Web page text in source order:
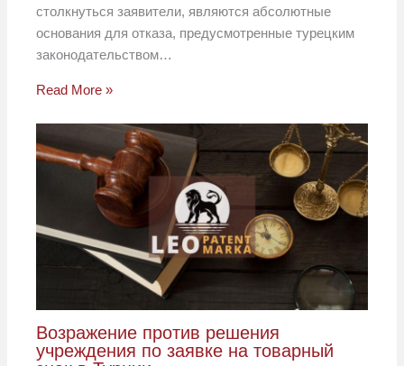
столкнуться заявители, являются абсолютные
основания для отказа, предусмотренные турецким
законодательством…
Read More »
Возражение против решения
учреждения по заявке на товарный